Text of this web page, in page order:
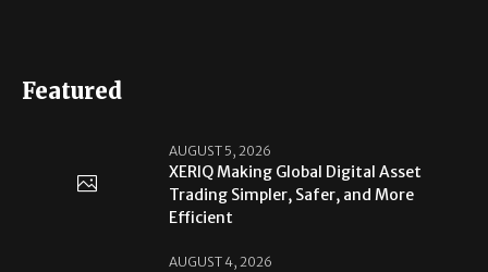
Featured
AUGUST 5, 2026
XERIQ Making Global Digital Asset
Trading Simpler, Safer, and More
Efficient
AUGUST 4, 2026